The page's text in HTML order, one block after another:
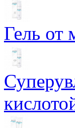
Гель от